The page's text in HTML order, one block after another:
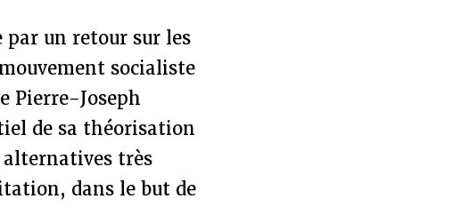
par un retour sur les
socialiste
Pierre-Joseph
de sa théorisation
alternatives très
dans le but de